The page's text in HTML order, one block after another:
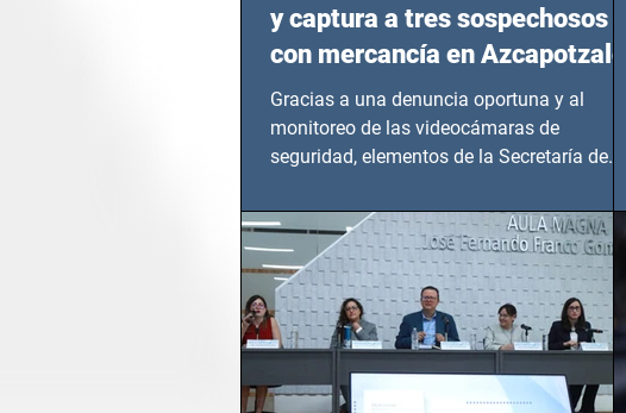
y captura a tres sospechosos
con mercancía en Azcapotzalco
Gracias a una denuncia oportuna y al
monitoreo de las videocámaras de
seguridad, elementos de la Secretaría de